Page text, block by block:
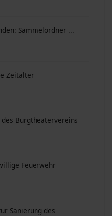
Sammelordner ...
Zeitalter
Burgtheatervereins
Feuerwehr
Sanierung des